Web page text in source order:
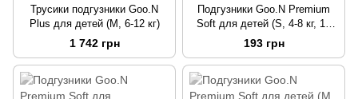
Трусики подгузники Goo.N
Plus для детей (M, 6-12 кг)
1 742 грн
Подгузники Goo.N Premium
Soft для детей (S, 4-8 кг, 18
шт)
193 грн